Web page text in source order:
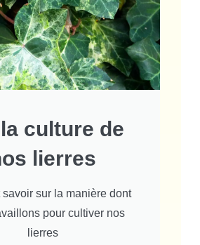
culture de
lierres
savoir sur la manière dont
pour cultiver nos
lierres